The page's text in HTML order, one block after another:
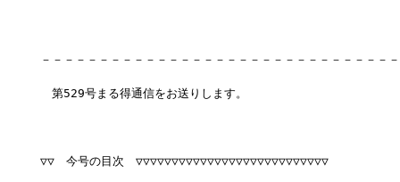
－－－－－－－－－－－－－－－－－－－－－－－－－－－－－－
第529号まる得通信をお送りします。
▽▽　今号の目次　▽▽▽▽▽▽▽▽▽▽▽▽▽▽▽▽▽▽▽▽▽▽▽▽▽▽▽